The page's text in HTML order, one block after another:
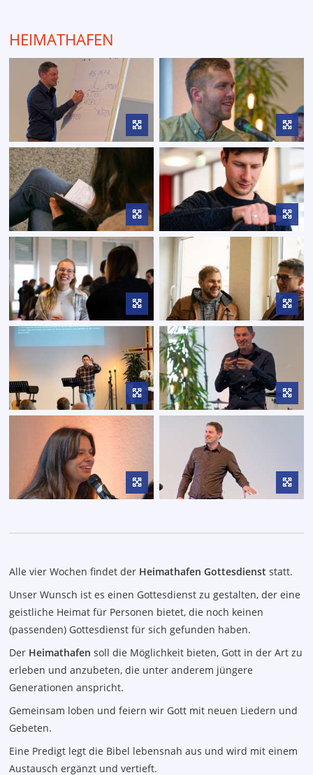
HEIMATHAFEN
Alle vier Wochen findet der Heimathafen Gottesdienst statt.
Unser Wunsch ist es einen Gottesdienst zu gestalten, der eine
geistliche Heimat für Personen bietet, die noch keinen
(passenden) Gottesdienst für sich gefunden haben.
Der Heimathafen soll die Möglichkeit bieten, Gott in der Art zu
erleben und anzubeten, die unter anderem jüngere
Generationen anspricht.
Gemeinsam loben und feiern wir Gott mit neuen Liedern und
Gebeten.
Eine Predigt legt die Bibel lebensnah aus und wird mit einem
Austausch ergänzt und vertieft.